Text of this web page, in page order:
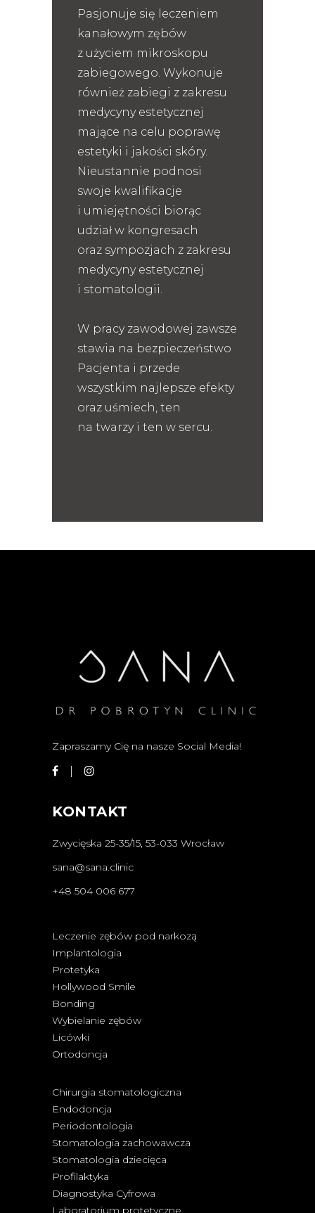
Pasjonuje się leczeniem
kanałowym zębów
z użyciem mikroskopu
zabiegowego. Wykonuje
również zabiegi z zakresu
medycyny estetycznej
mające na celu poprawę
estetyki i jakości skóry.
Nieustannie podnosi
swoje kwalifikacje
i umiejętności biorąc
udział w kongresach
oraz sympozjach z zakresu
medycyny estetycznej
i stomatologii.
W pracy zawodowej zawsze
stawia na bezpieczeństwo
Pacjenta i przede
wszystkim najlepsze efekty
oraz uśmiech, ten
na twarzy i ten w sercu.
Zapraszamy Cię na nasze Social Media!
KONTAKT
Zwycięska 25-35/15, 53-033 Wrocław
sana@sana.clinic
+48 504 006 677
Leczenie zębów pod narkozą
Implantologia
Protetyka
Hollywood Smile
Bonding
Wybielanie zębów
Licówki
Ortodoncja
Chirurgia stomatologiczna
Endodoncja
Periodontologia
Stomatologia zachowawcza
Stomatologia dziecięca
Profilaktyka
Diagnostyka Cyfrowa
Laboratorium protetyczne